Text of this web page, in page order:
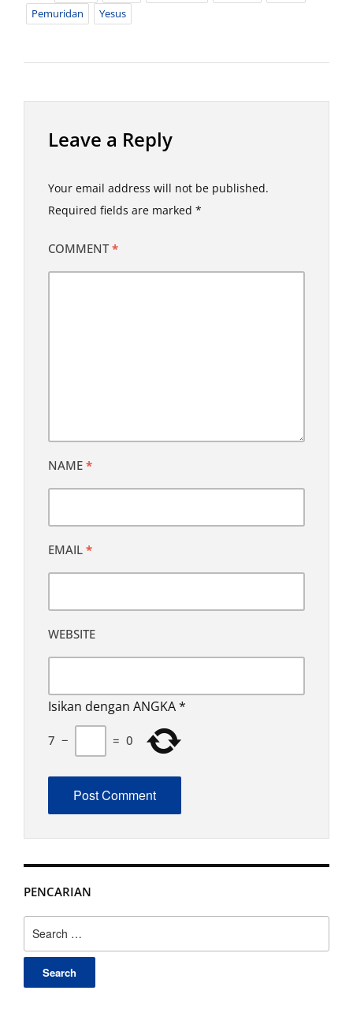
Pemuridan Yesus
Leave a Reply
Your email address will not be published.
Required fields are marked *
COMMENT*
NAME *
EMAIL *
WEBSITE
Isikan dengan ANGKA*
7 − = 0
PENCARIAN
for: